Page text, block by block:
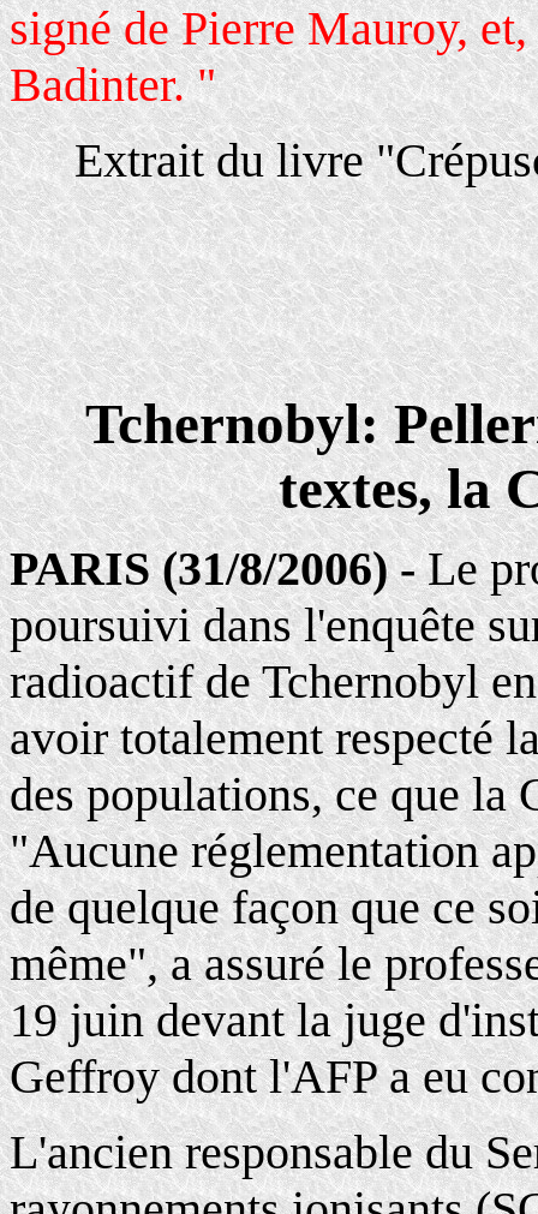
signé de Pierre Mauroy,
Badinter. "
Extrait du livre
Tchernobyl:
textes, la
PARIS (31/8/2006) -Le
poursuivi dans l'enquête
radioactif de Tchernobyl
avoir totalement respecté
des populations, ce que
"Aucune réglementation
de quelque façon que ce
même", a assuré le
19 juin devant la juge
Geffroy dont l'AFP a eu
L'ancien responsable du